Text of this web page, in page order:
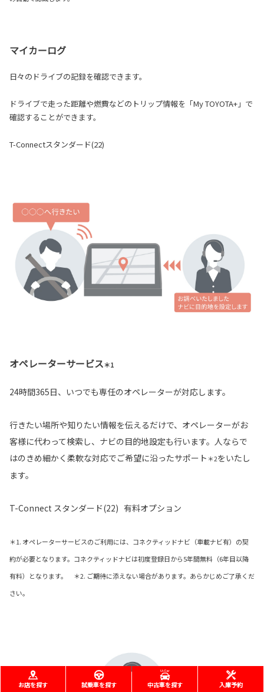
マイカーログ
日々のドライブの記録を確認できます。
ドライブで走った距離や燃費などのトリップ情報を「My TOYOTA+」で
確認することができます。
T-Connectスタンダード(22)
オペレーターサービス＊1
24時間365日、いつでも専任のオペレーターが対応します。
行きたい場所や知りたい情報を伝えるだけで、オペレーターがお
客様に代わって検索し、ナビの目的地設定も行います。人ならで
はのきめ細かく柔軟な対応でご希望に沿ったサポート ＊2をいたし
ます。
T-Connect スタンダード(22) 有料オプション
＊1. オペレーターサービスのご利用には、コネクティッドナビ（車載ナビ有）の契
約が必要となります。コネクティッドナビは初度登録日から5年間無料（6年目以降
有料）となります。 ＊2. ご期待に添えない場合があります。あらかじめご了承くだ
さい。
お店を探す 試乗車を探す 中古車を探す 入庫予約